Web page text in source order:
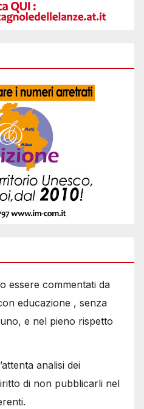
essere commentati da
educazione , senza
e nel pieno rispetto
analisi dei
di non pubblicarli nel